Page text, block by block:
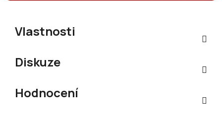
Vlastnosti
Diskuze
Hodnocení